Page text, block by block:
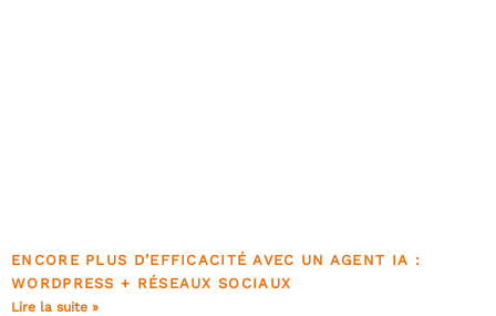
ENCORE PLUS D’EFFICACITÉ AVEC UN AGENT IA :
WORDPRESS + RÉSEAUX SOCIAUX
Lire la suite »